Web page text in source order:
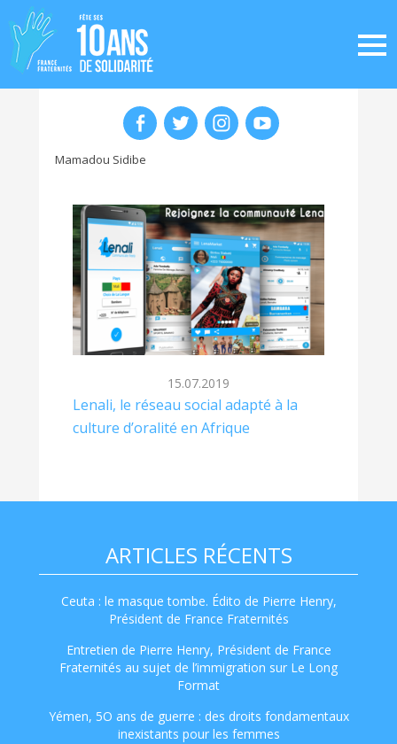
Mamadou Sidibe
15.07.2019
Lenali, le réseau social adapté à la
culture d’oralité en Afrique
ARTICLES RÉCENTS
Ceuta : le masque tombe. Édito de Pierre Henry,
Président de France Fraternités
Entretien de Pierre Henry, Président de France
Fraternités au sujet de l’immigration sur Le Long
Format
Yémen, 5O ans de guerre : des droits fondamentaux
inexistants pour les femmes